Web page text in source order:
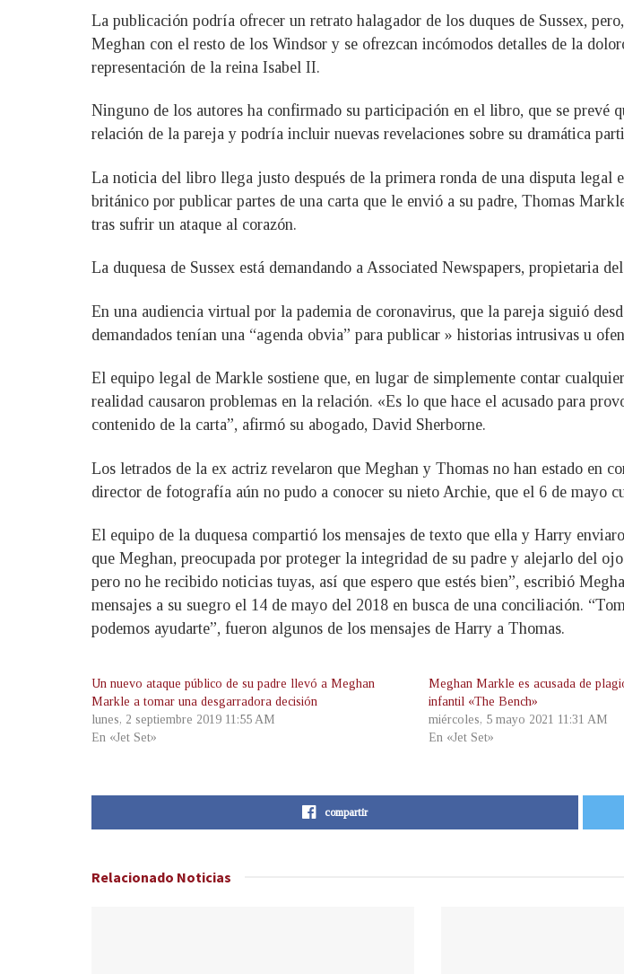
La publicación podría ofrecer un retrato halagador de los duques de Sussex,
Meghan con el resto de los Windsor y se ofrezcan incómodos detalles de la
representación de la reina Isabel II.
Ninguno de los autores ha confirmado su participación en el libro, que se prevé
relación de la pareja y podría incluir nuevas revelaciones sobre su dramática
La noticia del libro llega justo después de la primera ronda de una disputa legal
británico por publicar partes de una carta que le envió a su padre, Thomas
tras sufrir un ataque al corazón.
La duquesa de Sussex está demandando a Associated Newspapers, propietaria
En una audiencia virtual por la pademia de coronavirus, que la pareja siguió
demandados tenían una “agenda obvia” para publicar » historias intrusivas u
El equipo legal de Markle sostiene que, en lugar de simplemente contar
realidad causaron problemas en la relación. «Es lo que hace el acusado para
contenido de la carta”, afirmó su abogado, David Sherborne.
Los letrados de la ex actriz revelaron que Meghan y Thomas no han estado en
director de fotografía aún no pudo a conocer su nieto Archie, que el 6 de mayo
El equipo de la duquesa compartió los mensajes de texto que ella y Harry
que Meghan, preocupada por proteger la integridad de su padre y alejarlo del
pero no he recibido noticias tuyas, así que espero que estés bien”, escribió
mensajes a su suegro el 14 de mayo del 2018 en busca de una conciliación.
podemos ayudarte”, fueron algunos de los mensajes de Harry a Thomas.
Un nuevo ataque público de su padre llevó a Meghan
Markle a tomar una desgarradora decisión
lunes, 2 septiembre 2019 11:55 AM
En «Jet Set»
Meghan Markle es acusada de
infantil «The Bench»
miércoles, 5 mayo 2021 11:31 AM
En «Jet Set»
compartir
Relacionado Noticias